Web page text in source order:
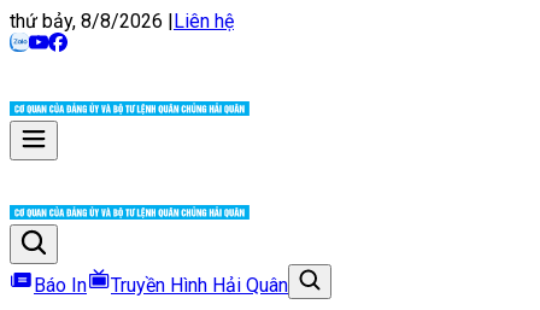
thứ bảy, 8/8/2026 |Liên hệ
Báo In Truyền Hình Hải Quân